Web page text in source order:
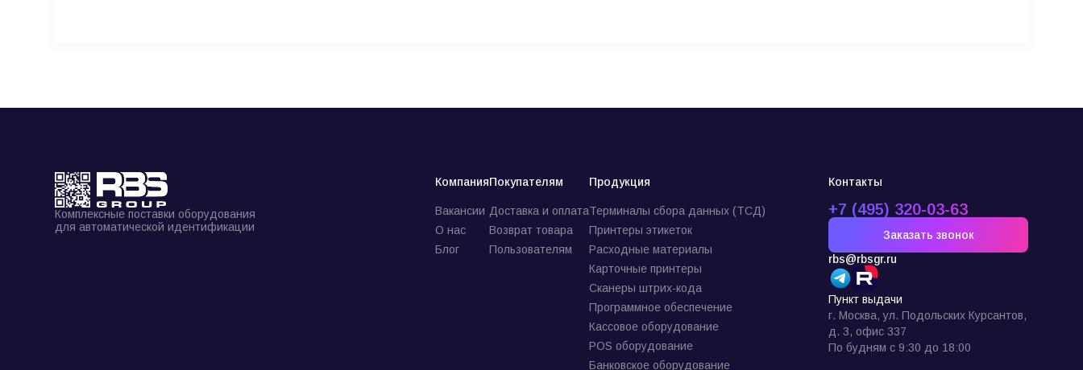
Комплексные поставки оборудования
для автоматической идентификации
Компания
Вакансии
О нас
Блог
Покупателям
Доставка и оплата
Возврат товара
Пользователям
Продукция
Терминалы сбора данных (ТСД)
Принтеры этикеток
Расходные материалы
Карточные принтеры
Сканеры штрих-кода
Программное обеспечение
Кассовое оборудование
POS оборудование
Банковское оборудование
Контакты
+7 (495) 320-03-63
Заказать звонок
rbs@rbsgr.ru
Пункт выдачи
г. Москва, ул. Подольских Курсантов,
д. 3, офис 337
По будням с 9:30 до 18:00